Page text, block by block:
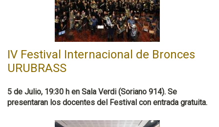
IV Festival Internacional de Bronces
URUBRASS
5 de Julio, 19:30 h en Sala Verdi (Soriano 914). Se
presentaran los docentes del Festival con entrada gratuita.